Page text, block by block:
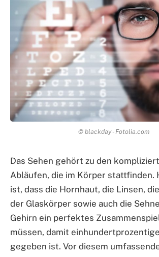
© blackday - Fotolia.com
Das Sehen gehört zu den
Abläufen, die im Körper stattfinden.
ist, dass die Hornhaut, die Linsen,
der Glaskörper sowie auch die
Gehirn ein perfektes
müssen, damit
gegeben ist. Vor diesem